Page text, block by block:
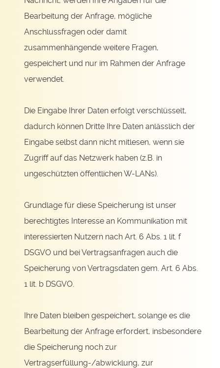
Bearbeitung der Anfrage, mögliche
Anschlussfragen oder damit
zusammenhängende weitere Fragen,
gespeichert und nur im Rahmen der Anfrage
verwendet.
Die Eingabe Ihrer Daten erfolgt verschlüsselt,
dadurch können Dritte Ihre Daten anlässlich der
Eingabe selbst dann nicht mitlesen, wenn sie
Zugriff auf das Netzwerk haben (z.B. in
ungeschützten öffentlichen W-LANs).
Grundlage für diese Speicherung ist unser
berechtigtes Interesse an Kommunikation mit
interessierten Nutzern nach Art. 6 Abs. 1 lit. f
DSGVO und bei Vertragsanfragen auch die
Speicherung von Vertragsdaten gem. Art. 6 Abs.
1 lit. b DSGVO.
Ihre Daten bleiben gespeichert, solange es die
Bearbeitung der Anfrage erfordert, insbesondere
die Speicherung noch zur
Vertragserfüllung-/abwicklung, zur